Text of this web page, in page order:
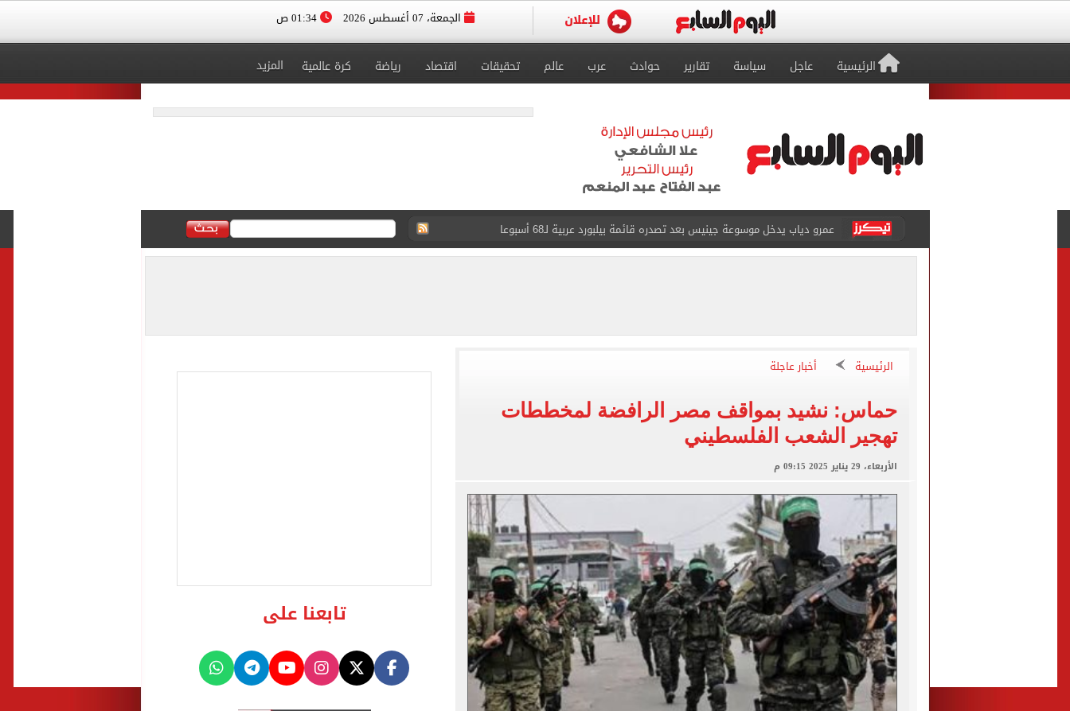
الجمعة، 07 أغسطس 2026
الرئيسية عاجل سياسة تقارير حوادث عرب عالم تحقيقات اقتصاد رياضة كرة عالمية المزيد
عمرو دياب يدخل موسوعة جينيس بعد تصدره قائمة بيلبورد عربية لـ68 أسبوعا
إغلاق طريق مصر أسوان الزراعى الغربى كليا من المنيب للعياط.. اعرف التحويلات
حكم تصوير الحوادث والمشاجرات ونشرها على مواقع التواصل
تقارير: سيلتيك الأسكتلندي يضم هيثم حسن بعقد حتى 2030
إخلاء سبيل سائق أوبر وفتاة واقعة التحرش المزيفة بكفالة مالية
غلق جزئى لشارع جامعة الدول العربية بتقاطعه مع شارع شهاب 3 أيام لتوصيل غاز
الرئيسية أخبار عاجلة
حماس: نشيد بمواقف مصر الرافضة لمخططات
تهجير الشعب الفلسطيني
الأربعاء، 29 يناير 2025 09:15 م
تابعنا على